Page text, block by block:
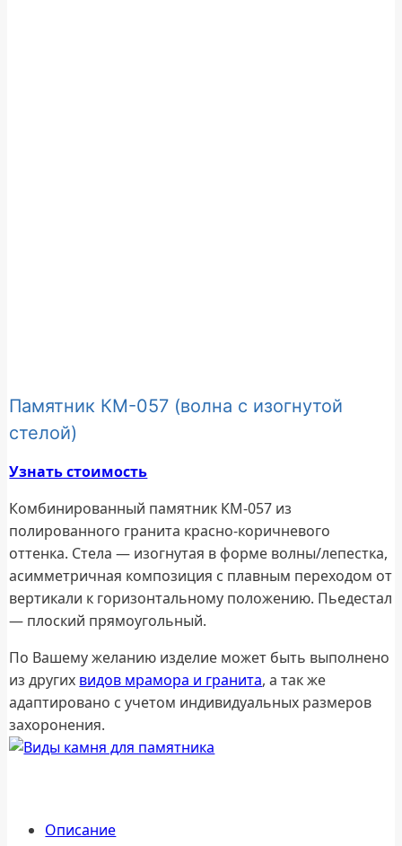
Памятник КМ-057 (волна с изогнутой
стелой)
Узнать стоимость
Комбинированный памятник КМ-057 из
полированного гранита красно-коричневого
оттенка. Стела — изогнутая в форме волны/лепестка,
асимметричная композиция с плавным переходом от
вертикали к горизонтальному положению. Пьедестал
— плоский прямоугольный.
По Вашему желанию изделие может быть выполнено
из других видов мрамора и гранита, а так же
адаптировано с учетом индивидуальных размеров
захоронения.
Описание